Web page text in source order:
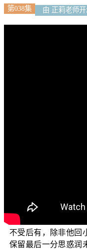
第038集 由 正莉老师
汉。为什么说是最后
有”，未来不会再有
不受后有，除非他回
保留最后一分思惑润